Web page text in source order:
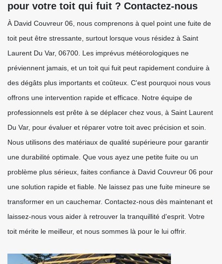
pour votre toit qui fuit ? Contactez-nous
À David Couvreur 06, nous comprenons à quel point une fuite de
toit peut être stressante, surtout lorsque vous résidez à Saint
Laurent Du Var, 06700. Les imprévus météorologiques ne
préviennent jamais, et un toit qui fuit peut rapidement conduire à
des dégâts plus importants et coûteux. C'est pourquoi nous vous
offrons une intervention rapide et efficace. Notre équipe de
professionnels est prête à se déplacer chez vous, à Saint Laurent
Du Var, pour évaluer et réparer votre toit avec précision et soin.
Nous utilisons des matériaux de qualité supérieure pour garantir
une durabilité optimale. Que vous ayez une petite fuite ou un
problème plus sérieux, faites confiance à David Couvreur 06 pour
une solution rapide et fiable. Ne laissez pas une fuite mineure se
transformer en un cauchemar. Contactez-nous dès maintenant et
laissez-nous vous aider à retrouver la tranquillité d'esprit. Votre
toit mérite le meilleur, et nous sommes là pour le lui offrir.